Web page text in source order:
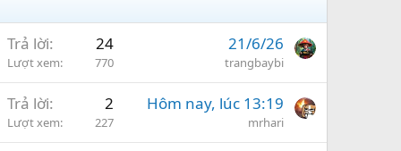
Trả lời 24
Lượt xem 770
21/6/26
trangbaybi
Trả lời 2
Lượt xem 227
Hôm nay, lúc 13:19
mrhari